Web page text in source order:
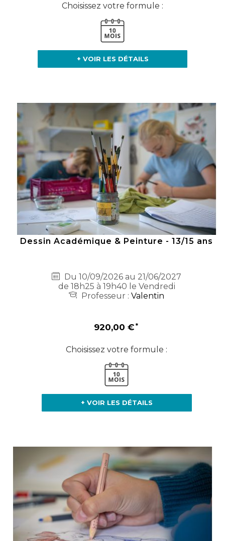
Choisissez votre formule :
+ VOIR LES DÉTAILS
Dessin Académique & Peinture - 13/15 ans
Du 10/09/2026 au 21/06/2027
de 18h25 à 19h40 le Vendredi
Professeur :Valentin
920,00 €
Choisissez votre formule :
+ VOIR LES DÉTAILS